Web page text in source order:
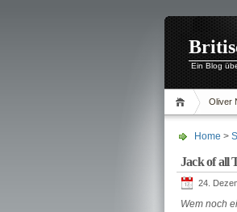
Ein Blog
Oliver
Home >
Jack of all
24.
Wem noch